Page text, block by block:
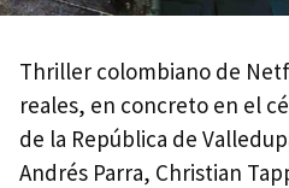
Thriller colombiano de
reales, en concreto en el
de la República de
Andrés Parra, Christian